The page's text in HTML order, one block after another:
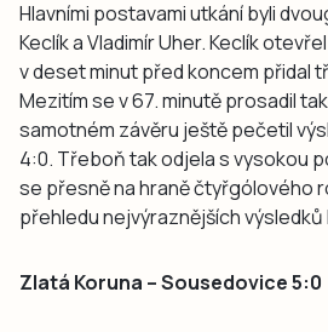
Hlavními postavami utkání byli
Keclík a Vladimír Uher. Keclík
v deset minut před koncem přidal
Mezitím se v 67. minutě prosadil
samotném závěru ještě pečetil
4:0. Třeboň tak odjela s vysokou
se přesně na hraně čtyřgólového
přehledu nejvýraznějších výsledků
Zlatá Koruna – Sousedovice 5:0